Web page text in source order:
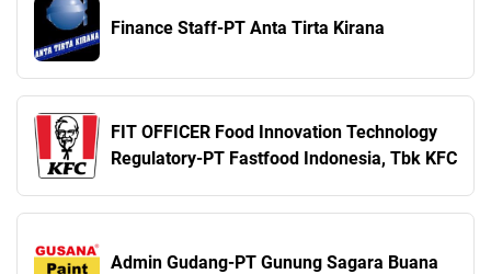
Finance Staff-PT Anta Tirta Kirana
FIT OFFICER Food Innovation Technology
Regulatory-PT Fastfood Indonesia, Tbk KFC
Admin Gudang-PT Gunung Sagara Buana